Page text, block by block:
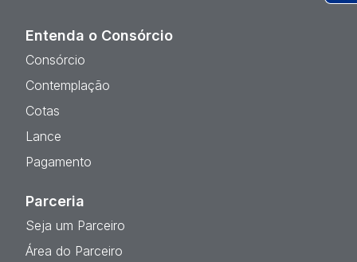
Entenda o Consórcio
Consórcio
Contemplação
Cotas
Lance
Pagamento
Parceria
Seja um Parceiro
Área do Parceiro